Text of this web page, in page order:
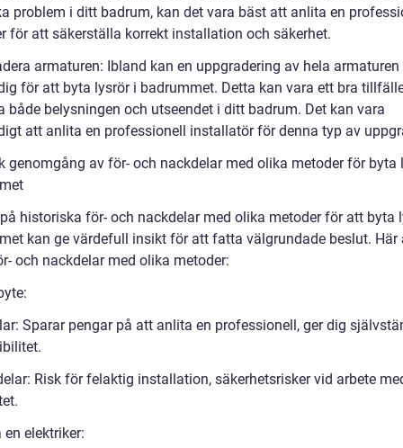
problem i ditt badrum, kan det vara bäst att anlita en
för att säkerställa korrekt installation och säkerhet.
armaturen: Ibland kan en uppgradering av hela armaturen
för att byta lysrör i badrummet. Detta kan vara ett bra
både belysningen och utseendet i ditt badrum. Det kan vara
att anlita en professionell installatör för denna typ av
genomgång av för- och nackdelar med olika metoder för byta
historiska för- och nackdelar med olika metoder för att byta
kan ge värdefull insikt för att fatta välgrundade beslut. Här
och nackdelar med olika metoder:
Sparar pengar på att anlita en professionell, ger dig
Risk för felaktig installation, säkerhetsrisker vid arbete
elektriker: